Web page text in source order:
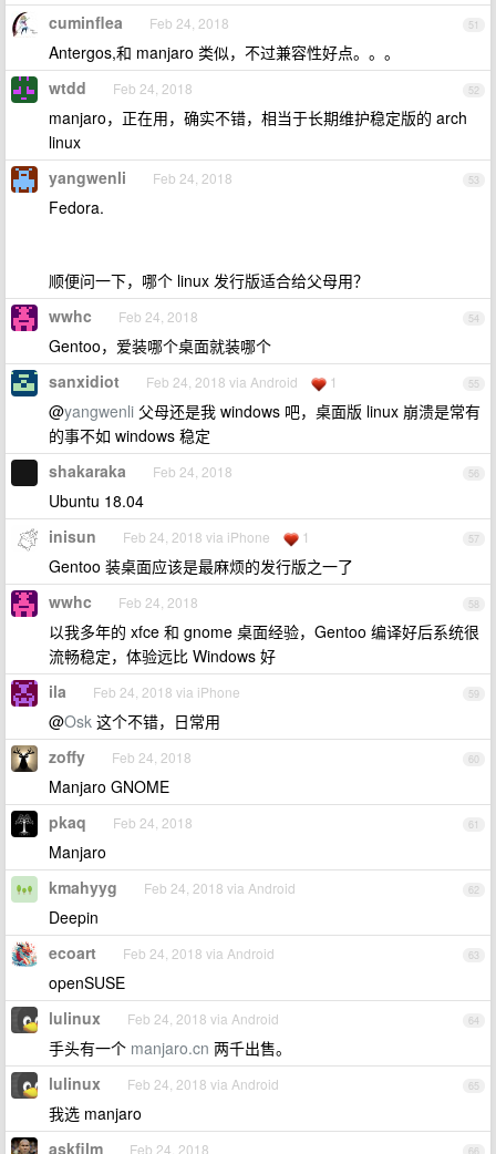
51
cuminflea Feb 24, 2018
Antergos,和 manjaro 类似，不过兼容性好点。。。
52
wtdd Feb 24, 2018
manjaro，正在用，确实不错，相当于长期维护稳定版的 arch
linux
53
yangwenli Feb 24, 2018
Fedora.
顺便问一下，哪个 linux 发行版适合给父母用？
54
wwhc Feb 24, 2018
Gentoo，爱装哪个桌面就装哪个
55
sanxidiot Feb 24, 2018 via Android 1
@yangwenli 父母还是我 windows 吧，桌面版 linux 崩溃是常有
的事不如 windows 稳定
56
shakaraka Feb 24, 2018
Ubuntu 18.04
57
inisun Feb 24, 2018 via iPhone 1
Gentoo 装桌面应该是最麻烦的发行版之一了
58
wwhc Feb 24, 2018
以我多年的 xfce 和 gnome 桌面经验，Gentoo 编译好后系统很
流畅稳定，体验远比 Windows 好
59
ila Feb 24, 2018 via iPhone
@Osk 这个不错，日常用
60
zoffy Feb 24, 2018
Manjaro GNOME
61
pkaq Feb 24, 2018
Manjaro
62
kmahyyg Feb 24, 2018 via Android
Deepin
63
ecoart Feb 24, 2018 via Android
openSUSE
64
lulinux Feb 24, 2018 via Android
手头有一个 manjaro.cn 两千出售。
65
lulinux Feb 24, 2018 via Android
我选 manjaro
askfilm Feb 24, 2018